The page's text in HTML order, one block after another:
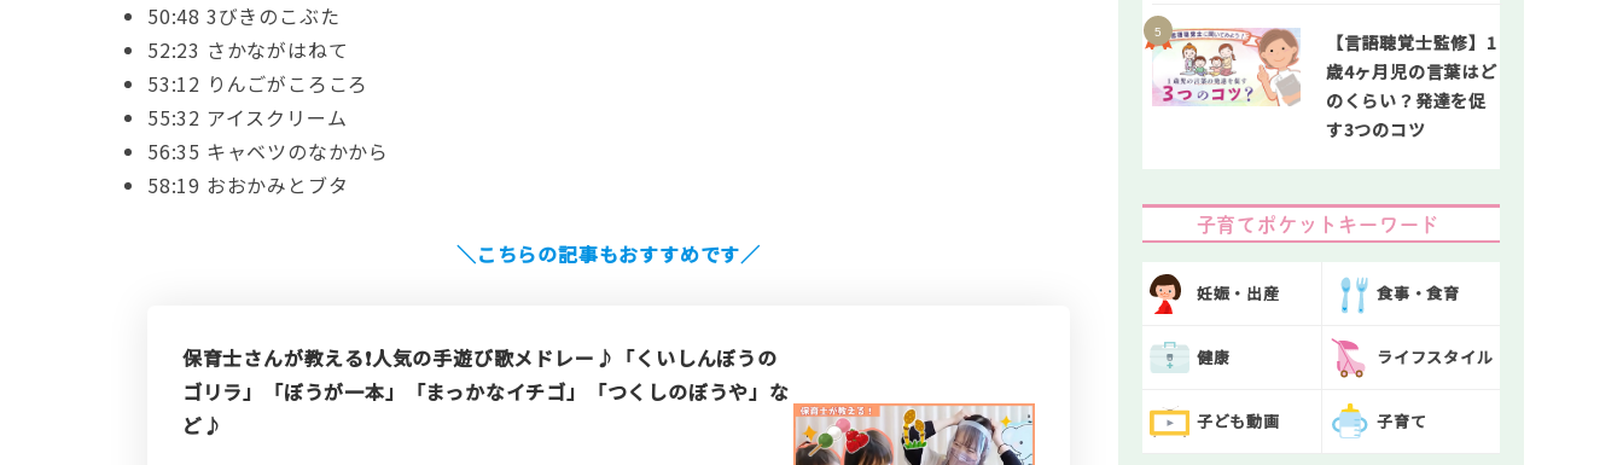
50:48 3びきのこぶた
52:23 さかながはねて
53:12 りんごがころころ
55:32 アイスクリーム
56:35 キャベツのなかから
58:19 おおかみとブタ
＼こちらの記事もおすすめです／
保育士さんが教える❗️人気の手遊び歌メドレー♪「くいしんぼうの
ゴリラ」「ぼうが一本」「まっかなイチゴ」「つくしのぼうや」な
ど♪
【言語聴覚士監修】1
歳4ヶ月児の言葉はど
のくらい？発達を促
す3つのコツ
子育てポケットキーワード
妊娠・出産 食事・食育
健康 ライフスタイル
子ども動画 子育て